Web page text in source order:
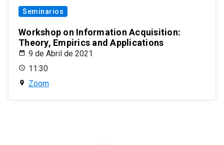
Seminarios
Workshop on Information Acquisition:
Theory, Empirics and Applications
9 de Abril de 2021
11:30
Zoom